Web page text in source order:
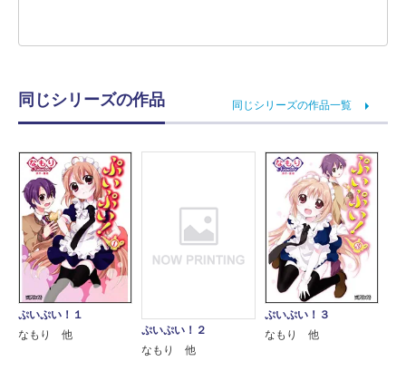
同じシリーズの作品 同じシリーズの作品一覧
ぷいぷい！１
なもり 他
ぷいぷい！２
なもり 他
ぷいぷい！３
なもり 他